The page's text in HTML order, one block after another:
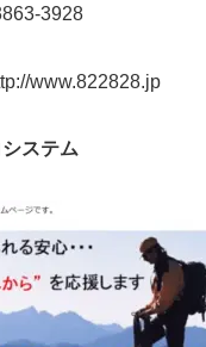
3928
www.822828.jp
ステム